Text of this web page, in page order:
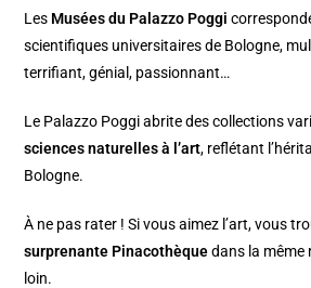
Les Musées du Palazzo Poggi
scientifiques universitaires de Bologne,
terrifiant, génial, passionnant…
Le Palazzo Poggi abrite des collections
sciences naturelles à l’art, reflétant
Bologne.
À ne pas rater ! Si vous aimez l’art, vous
surprenante Pinacothèquedans la même
loin.